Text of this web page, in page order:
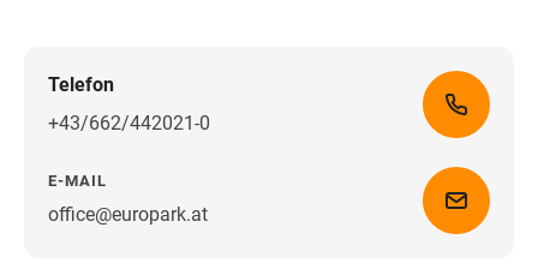
Telefon
+43/662/442021-0
E-MAIL
office@europark.atWegbeschreibung erhalten